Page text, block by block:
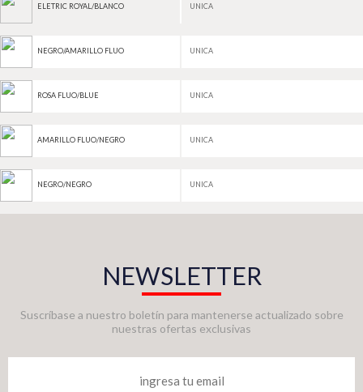
ELETRIC ROYAL/BLANCO UNICA
NEGRO/AMARILLO FLUO UNICA
ROSA FLUO/BLUE UNICA
AMARILLO FLUO/NEGRO UNICA
NEGRO/NEGRO UNICA
NEWSLETTER
Suscríbase a nuestro boletín para mantenerse actualizado sobre
nuestras ofertas exclusivas